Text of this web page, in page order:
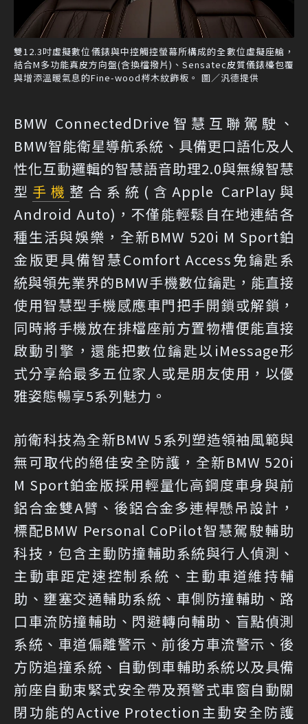
雙12.3吋虛擬數位儀錶與中控觸控螢幕所構成的全數位虛擬座艙，
結合M多功能真皮方向盤(含換檔撥片)、Sensatec皮質儀錶檯包覆
與增添溫暖氣息的Fine-wood梣木紋飾板。 圖／汎德提供
BMW ConnectedDrive智慧互聯駕駛、
BMW智能衛星導航系統、具備更口語化及人
性化互動邏輯的智慧語音助理2.0與無線智慧
型 手機 整合系統(含Apple CarPlay與
Android Auto)，不僅能輕鬆自在地連結各
種生活與娛樂，全新BMW 520i M Sport鉑
金版更具備智慧Comfort Access免鑰匙系
統與領先業界的BMW手機數位鑰匙，能直接
使用智慧型手機感應車門把手開鎖或解鎖，
同時將手機放在排檔座前方置物槽便能直接
啟動引擎，還能把數位鑰匙以iMessage形
式分享給最多五位家人或是朋友使用，以優
雅姿態暢享5系列魅力。
前衛科技為全新BMW 5系列塑造領袖風範與
無可取代的絕佳安全防護，全新BMW 520i
M Sport鉑金版採用輕量化高鋼度車身與前
鋁合金雙A臂、後鋁合金多連桿懸吊設計，
標配BMW Personal CoPilot智慧駕駛輔助
科技，包含主動防撞輔助系統與行人偵測、
主動車距定速控制系統、主動車道維持輔
助、壅塞交通輔助系統、車側防撞輔助、路
口車流防撞輔助、閃避轉向輔助、盲點偵測
系統、車道偏離警示、前後方車流警示、後
方防追撞系統、自動倒車輔助系統以及具備
前座自動束緊式安全帶及預警式車窗自動關
閉功能的Active Protection主動安全防護